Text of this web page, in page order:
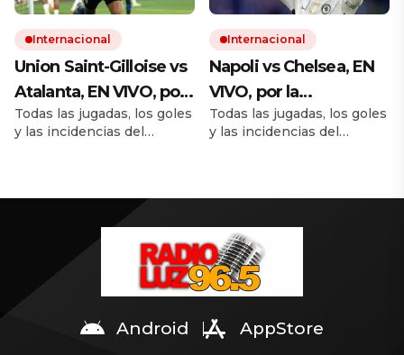
Internacional
Union Saint-Gilloise vs
Atalanta, EN VIVO, por
la Champions League
2025/2026: seguí el
Todas las jugadas, los goles
y las incidencias del
Quién clasifica a la
Champions League.
Internacional
Napoli vs Chelsea, EN
VIVO, por la
Champions League
2025/2026: seguí el
Todas las jugadas, los goles
y las incidencias del
Quién clasifica a la
Champions League.
Android AppStore